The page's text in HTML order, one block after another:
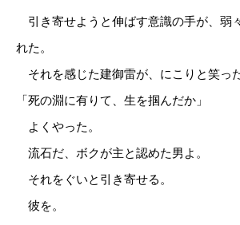
引き寄せようと伸ばす意識の手が、弱
れた。
それを感じた建御雷が、にこりと笑った
「死の淵に有りて、生を掴んだか」
よくやった。
流石だ、ボクが主と認めた男よ。
それをぐいと引き寄せる。
彼を。